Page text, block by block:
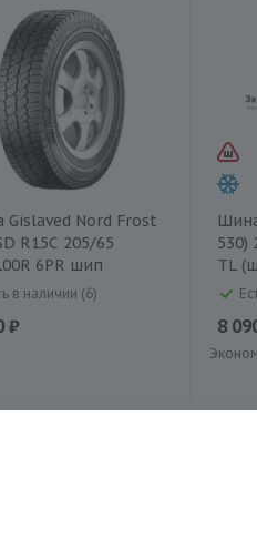
Gislaved Nord Frost
R15C 205/65
6PR шип
в наличии (6)
₽
530)
TL
8